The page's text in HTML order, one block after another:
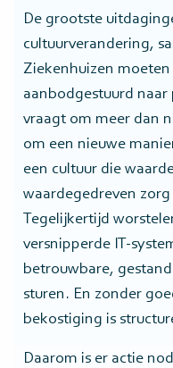
De grootste
cultuurverandering,
Ziekenhuizen moeten
aanbodgestuurd
vraagt om meer dan
om een nieuwe
een cultuur die
waardegedreven
Tegelijkertijd
versnipperde IT-
betrouwbare,
sturen. En zonder
bekostiging is
Daarom is er actie